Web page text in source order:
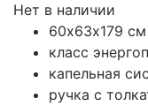
Нет в наличии
60х63х179 см
класс
капельная
ручка с